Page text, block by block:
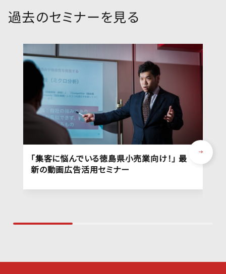
過去のセミナーを見る
「集客に悩んでいる徳島県小売業向け！」 最
新の動画広告活用セミナー